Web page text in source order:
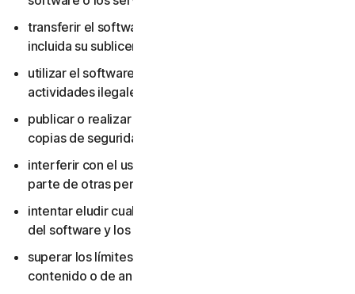
transferir el software o los servicios a otra persona,
incluida su sublicenciamiento o cesión;
utilizar el software o los servicios para realizar
actividades ilegales;
publicar o realizar copias del software (excepto
copias de seguridad);
interferir con el uso del software o los servicios por
parte de otras personas;
intentar eludir cualquier medida de protección técnica
del software y los servicios;
superar los límites aplicables de almacenamiento de
contenido o de ancho de banda;